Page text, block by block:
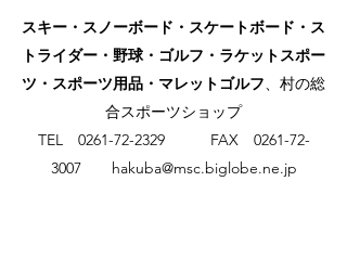
スキー・スノーボード・スケートボード・ス
トライダー・野球・ゴルフ・ラケットスポー
ツ・スポーツ用品・マレットゴルフ、村の総
合スポーツショップ
​TEL0261-72-2329FAX0261-72-
3007
hakuba@msc.biglobe.ne.jp